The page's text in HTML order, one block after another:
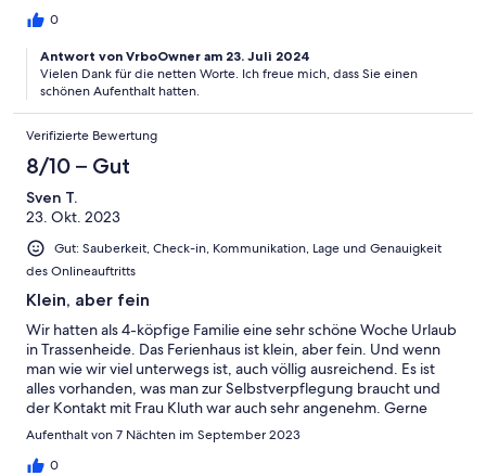
0
Antwort von VrboOwner am 23. Juli 2024
Vielen Dank für die netten Worte. Ich freue mich, dass Sie einen
schönen Aufenthalt hatten.
Verifizierte Bewertung
8/10 – Gut
Sven T.
23. Okt. 2023
Gut: Sauberkeit, Check-in, Kommunikation, Lage und Genauigkeit
des Onlineauftritts
Klein, aber fein
Wir hatten als 4-köpfige Familie eine sehr schöne Woche Urlaub
in Trassenheide. Das Ferienhaus ist klein, aber fein. Und wenn
man wie wir viel unterwegs ist, auch völlig ausreichend. Es ist
alles vorhanden, was man zur Selbstverpflegung braucht und
der Kontakt mit Frau Kluth war auch sehr angenehm. Gerne
wieder
Aufenthalt von 7 Nächten im September 2023
0